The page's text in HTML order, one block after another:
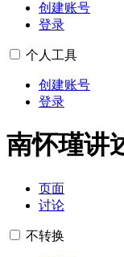
创建账号
登录
个人工具
创建账号
登录
南怀瑾讲
页面
讨论
不转换